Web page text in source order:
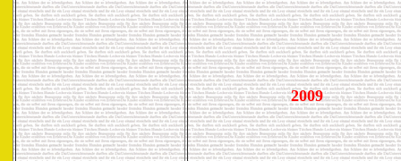
2009